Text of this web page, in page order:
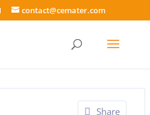
contact@cemater.com
Share